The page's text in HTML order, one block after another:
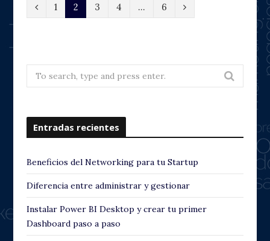
P
i
u
1 2 3 4 … 6
N
Search
for:
Entradas recientes
Beneficios del Networking para tu Startup
Diferencia entre administrar y gestionar
Instalar Power BI Desktop y crear tu primer
Dashboard paso a paso